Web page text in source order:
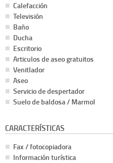
Calefacción
Televisión
Baño
Ducha
Escritorio
Articulos de aseo gratuitos
Venitlador
Aseo
Servicio de despertador
Suelo de baldosa / Marmol
CARACTERÍSTICAS
Fax / fotocopiadora
Información turística